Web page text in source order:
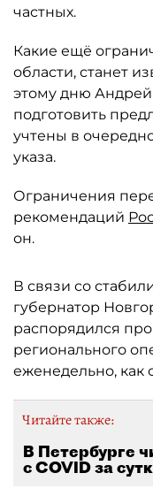
частных.
Какие ещё
области, станет
этому дню
подготовить
учтены в
указа.
Ограничения
рекомендаций
он.
В связи со
губернатор
распорядился
регионального
еженедельно, как
Читайте также:
В Петербурге
с COVID за